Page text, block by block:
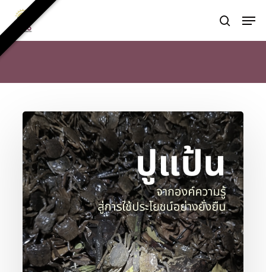
main
content
search
แป้น
จาก
องค์
ความ
รู้
สู่
การ
ใช้
ประโยชน์
อย่าง